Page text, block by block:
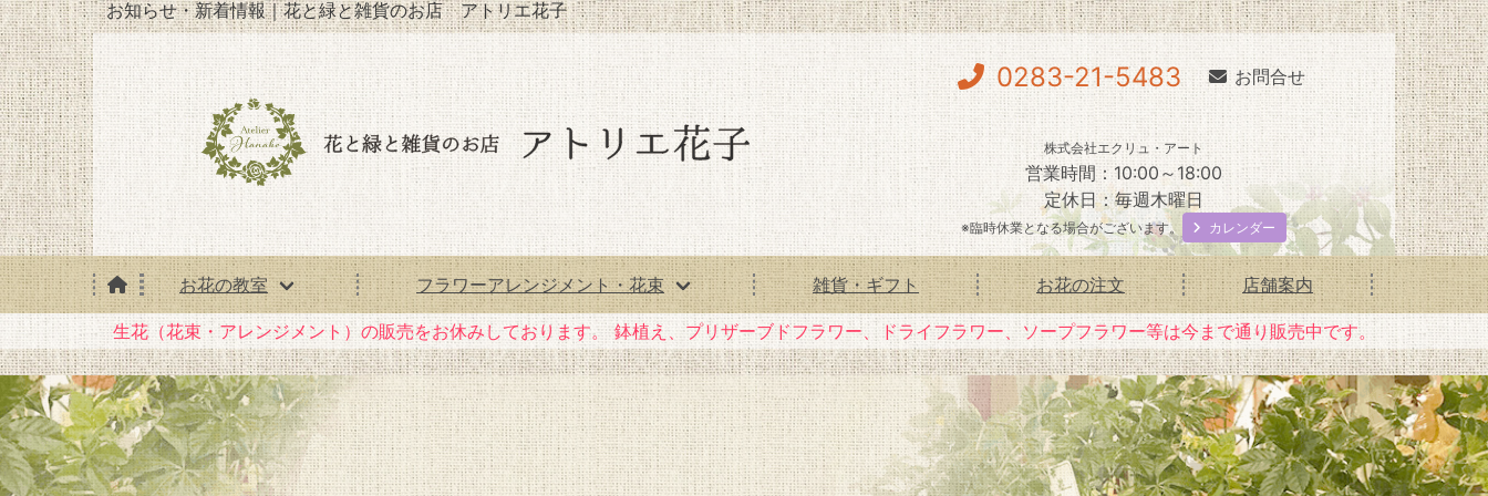
お知らせ・新着情報｜花と緑と雑貨のお店 アトリエ花子
0283-21-5483 お問合せ
株式会社エクリュ・アート
営業時間：10:00～18:00
定休日：毎週木曜日
※臨時休業となる場合がございます。 カレンダー
お花の教室 フラワーアレンジメント・花束 雑貨・ギフト お花の注文 店舗案内
生花（花束・アレンジメント）の販売をお休みしております。鉢植え、プリザーブドフラワー、ドライフラワー、ソープフラワー等は今まで通り販売中です。